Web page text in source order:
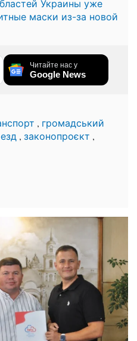
Украины уже
маски из-за новой
Читайте нас у
Google News
, громадський
, законопроєкт ,